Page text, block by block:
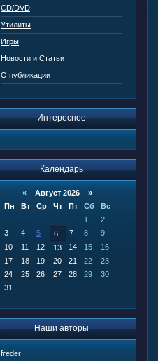
CD/DVD
Утилиты
Игры
Новости и Статьи
О публикации
Интересное
Календарь
« Август 2026 »
Пн
Вт Ср Чт Пт Сб
Вс
1
2
3
4 5 6 7 8
9
10
11 12 13 14 15
16
17
18 19 20 21 22
23
24
25 26 27 28 29
30
31
Наши авторы
freder